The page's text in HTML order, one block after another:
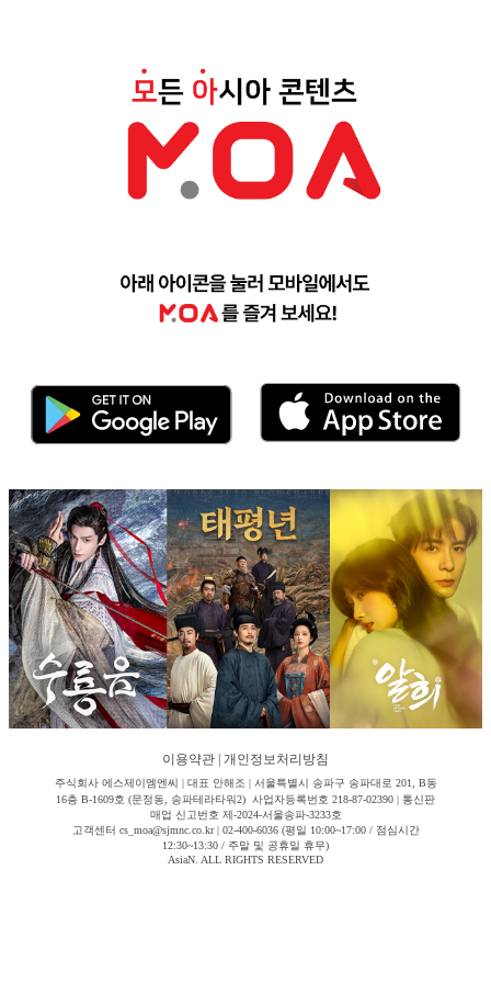
이용약관 개인정보처리방침
주식회사 에스제이엠엔씨 | 대표 안해조 | 서울특별시 송파구 송파대로 201, B동
16층 B-1609호 (문정동, 송파테라타워2) 사업자등록번호 218-87-02390 | 통신판
매업 신고번호 제-2024-서울송파-3233호
고객센터 cs_moa@sjmnc.co.kr | 02-400-6036 (평일 10:00~17:00 / 점심시간
12:30~13:30 / 주말 및 공휴일 휴무)
AsiaN. ALL RIGHTS RESERVED